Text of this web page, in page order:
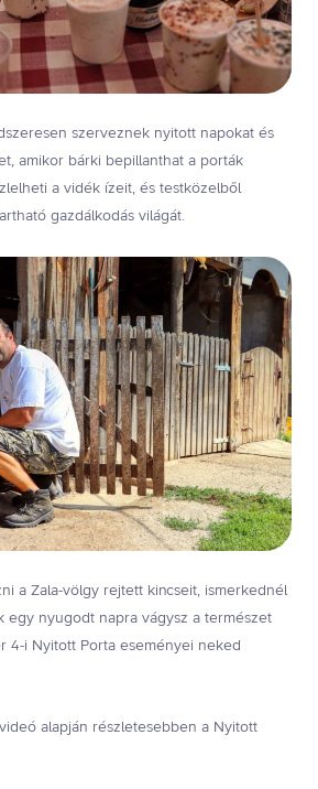
szerveznek nyitott napokat és
amikor bárki bepillanthat a porták
a vidék ízeit, és testközelből
gazdálkodás világát.
a Zala-völgy rejtett kincseit, ismerkednél
egy nyugodt napra vágysz a természet
4-i Nyitott Porta eseményei neked
alapján részletesebben a Nyitott